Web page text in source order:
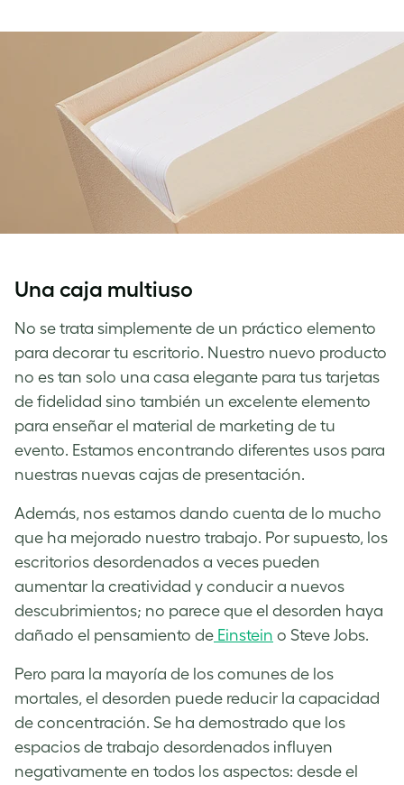
Una caja multiuso
No se trata simplemente de un práctico elemento
para decorar tu escritorio. Nuestro nuevo producto
no es tan solo una casa elegante para tus tarjetas
de fidelidad sino también un excelente elemento
para enseñar el material de marketing de tu
evento. Estamos encontrando diferentes usos para
nuestras nuevas cajas de presentación.
Además, nos estamos dando cuenta de lo mucho
que ha mejorado nuestro trabajo. Por supuesto, los
escritorios desordenados a veces pueden
aumentar la creatividad y conducir a nuevos
descubrimientos; no parece que el desorden haya
dañado el pensamiento de Einstein o Steve Jobs.
Pero para la mayoría de los comunes de los
mortales, el desorden puede reducir la capacidad
de concentración. Se ha demostrado que los
espacios de trabajo desordenados influyen
negativamente en todos los aspectos: desde el